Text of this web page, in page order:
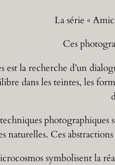
La série «
Ces
est la recherche d’un
dans les teintes, les
naturelles. Ces
symbolisent la